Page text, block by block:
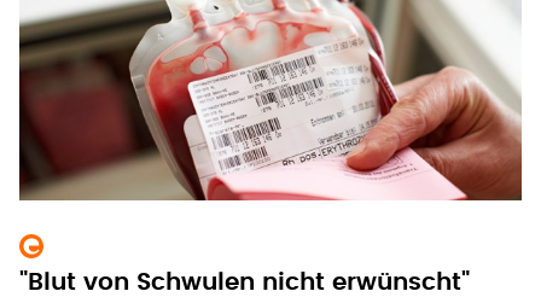
"Blut von Schwulen nicht erwünscht"